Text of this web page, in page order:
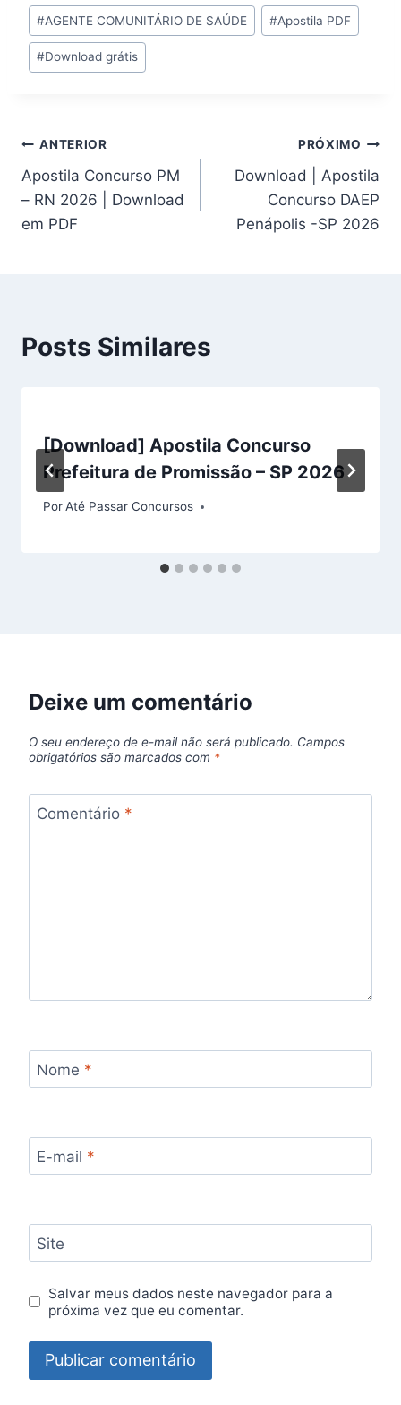
Tags
do
Post:
#AGENTE COMUNITÁRIO DE SAÚDE #Apostila PDF
#Download grátis
Navegação
de
Post
ANTERIOR
Apostila Concurso PM
– RN 2026 | Download
em PDF
PRÓXIMO
Download | Apostila
Concurso DAEP
Penápolis -SP 2026
Posts Similares
[Download] Apostila Concurso
Prefeitura de Promissão – SP 2026
PorAté Passar Concursos
Deixe um comentário
O seu endereço de e-mail não será publicado. Campos
obrigatórios são marcados com *
Comentário *
Nome *
E-mail *
Site
Salvar meus dados neste navegador para a
próxima vez que eu comentar.